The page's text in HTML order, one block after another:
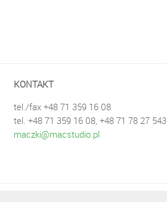
KONTAKT
tel./fax +48 71 359 16 08
tel. +48 71 359 16 08, +48 71 78 27 543
maczki@macstudio.pl